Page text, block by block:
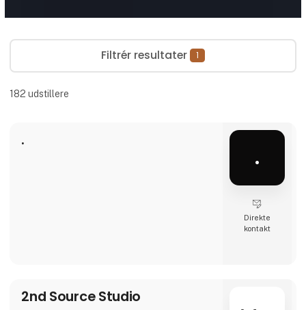
Filtrér resultater 1
182 udstillere
.
.
Direkte
kontakt
2nd Source Studio